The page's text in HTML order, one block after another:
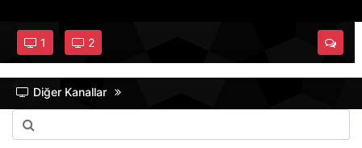
1 2
Diğer Kanallar